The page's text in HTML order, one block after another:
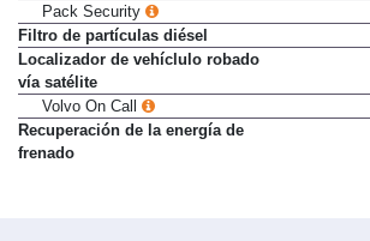
Pack Security
Filtro de partículas diésel
Localizador de vehíclulo robado
vía satélite
Volvo On Call
Recuperación de la energía de
frenado